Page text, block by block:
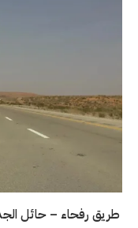
طريق رفحاء – حائل